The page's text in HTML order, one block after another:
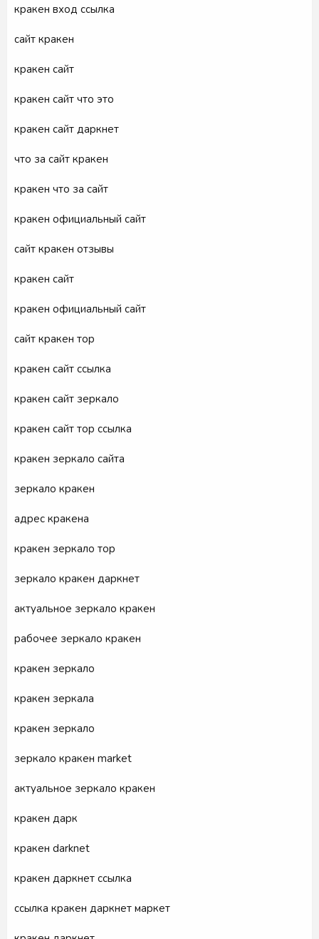
кракен вход ссылка
сайт кракен
кракен сайт
кракен сайт что это
кракен сайт даркнет
что за сайт кракен
кракен что за сайт
кракен официальный сайт
сайт кракен отзывы
кракен сайт
кракен официальный сайт
сайт кракен тор
кракен сайт ссылка
кракен сайт зеркало
кракен сайт тор ссылка
кракен зеркало сайта
зеркало кракен
адрес кракена
кракен зеркало тор
зеркало кракен даркнет
актуальное зеркало кракен
рабочее зеркало кракен
кракен зеркало
кракен зеркала
кракен зеркало
зеркало кракен market
актуальное зеркало кракен
кракен дарк
кракен darknet
кракен даркнет ссылка
ссылка кракен даркнет маркет